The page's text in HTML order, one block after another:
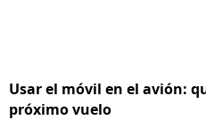
Usar el móvil en el avión:
próximo vuelo